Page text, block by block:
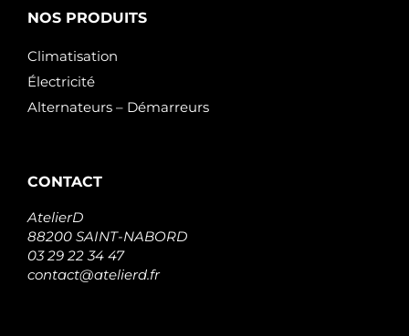
NOS PRODUITS
Climatisation
Électricité
Alternateurs – Démarreurs
CONTACT
AtelierD
88200 SAINT-NABORD
03 29 22 34 47
contact@atelierd.fr